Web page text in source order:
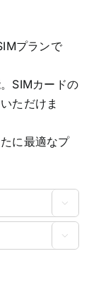
プランで
SIMカードの
ただけま
に最適なプ

